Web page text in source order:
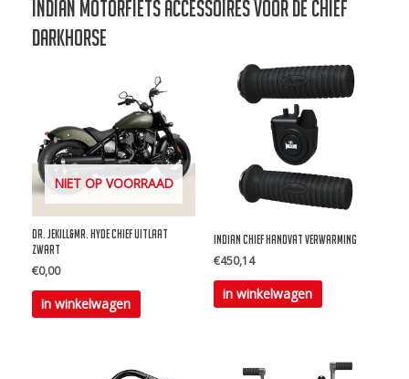
Indian Motorfiets accessoires voor de Chief
Darkhorse
NIET OP VOORRAAD
Dr. Jekill&Mr. Hyde Chief uitlaat
zwart
€0,00
in winkelwagen
Dit
product
meerdere
Indian Chief Handvat verwarming
€450,14
in winkelwagen